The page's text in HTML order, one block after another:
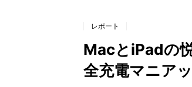
レポート
MacとiPadの
全充電マニア